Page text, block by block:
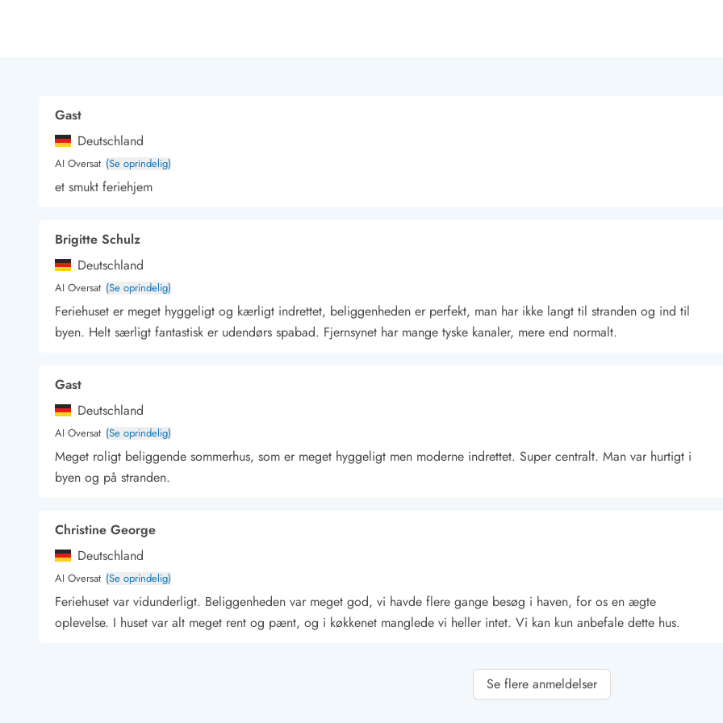
Minigolf i Vestjylland
Svømmehaller og badelande
Golfferie i sommerhus
Fitness og træning
Vandring langs Vestkysten
Vandski for hele familien
Sejlads langs Vestkysten
Kulturaktiviteter
Historiske museer
Kunsthåndværk og gallerier
Sandskulpturfestival
Hold jul i sommerhuset
Vikingetiden i Danmark
Kontakt BjerregårdKontakt Søndervig
Kontakt, åbningstider og døgnvagt
Feriehusudlejning siden 1965
Gæsterne siger
Nyhedsbrev
Gast
Deutschland
AI Oversat (Se oprindelig)
et smukt feriehjem
Brigitte Schulz
Deutschland
AI Oversat (Se oprindelig)
Feriehuset er meget hyggeligt og kærligt indrettet, beliggenheden er perfekt, man har ikke langt til stranden og ind til
byen. Helt særligt fantastisk er udendørs spabad. Fjernsynet har mange tyske kanaler, mere end normalt.
Gast
Deutschland
AI Oversat (Se oprindelig)
Meget roligt beliggende sommerhus, som er meget hyggeligt men moderne indrettet. Super centralt. Man var hurtigt i
byen og på stranden.
Christine George
Deutschland
AI Oversat (Se oprindelig)
Feriehuset var vidunderligt. Beliggenheden var meget god, vi havde flere gange besøg i haven, for os en ægte
oplevelse. I huset var alt meget rent og pænt, og i køkkenet manglede vi heller intet. Vi kan kun anbefale dette hus.
Se flere anmeldelser